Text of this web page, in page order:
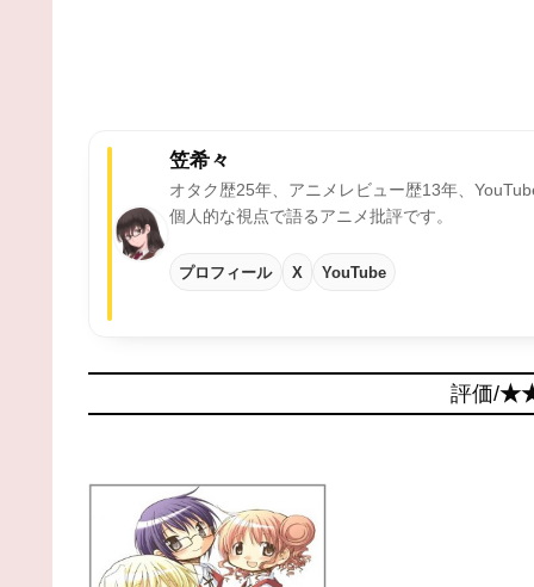
笠希々
オタク歴25年、アニメレビュー歴13年、
個人的な視点で語るアニメ批評です。
プロフィール X YouTube
評価/